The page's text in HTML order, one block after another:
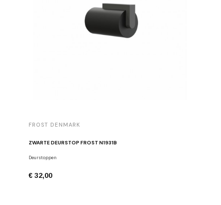
FROST DENMARK
ZWARTE DEURSTOP FROST N1931B
Deurstoppen
€ 32,00